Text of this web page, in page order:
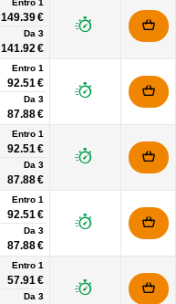
Entro 1
149.39 €
Da 3
141.92 €
Entro 1
92.51 €
Da 3
87.88 €
Entro 1
92.51 €
Da 3
87.88 €
Entro 1
92.51 €
Da 3
87.88 €
Entro 1
57.91 €
Da 3